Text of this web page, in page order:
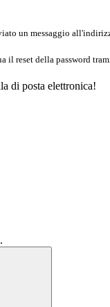
un messaggio
il reset della password
di posta elettronica!